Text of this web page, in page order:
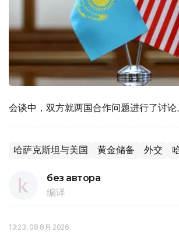
会谈中，双方就两国合作问题进行了讨论
哈萨克斯坦与美国 黄金储备 外交
без автора
编译
13:23, 08 8月 2026